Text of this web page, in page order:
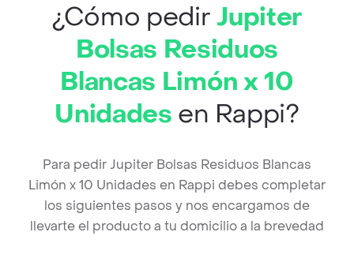
¿Cómo pedir Jupiter
Bolsas Residuos
Blancas Limón x 10
Unidades en Rappi?
Para pedir Jupiter Bolsas Residuos Blancas
Limón x 10 Unidades en Rappi debes completar
los siguientes pasos y nos encargamos de
llevarte el producto a tu domicilio a la brevedad